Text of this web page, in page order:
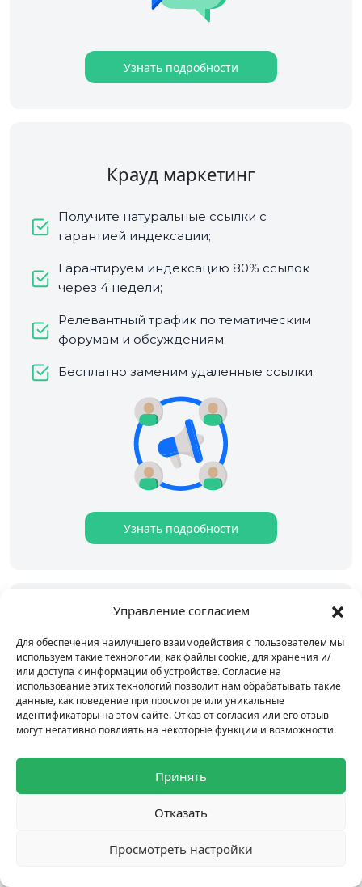
Управление согласием
Для обеспечения наилучшего взаимодействия с пользователем мы
используем такие технологии, как файлы cookie, для хранения и/
или доступа к информации об устройстве. Согласие на
использование этих технологий позволит нам обрабатывать такие
данные, как поведение при просмотре или уникальные
идентификаторы на этом сайте. Отказ от согласия или его отзыв
могут негативно повлиять на некоторые функции и возможности.
Принять
Отказать
Просмотреть настройки
Узнать подробности
Крауд маркетинг
Получите натуральные ссылки с
гарантией индексации;
Гарантируем индексацию 80% ссылок
через 4 недели;
Релевантный трафик по тематическим
форумам и обсуждениям;
Бесплатно заменим удаленные ссылки;
Узнать подробности
Quora
Привлеките целевую аудиторию в
непосредственных чатах и ​​тредах;
Обеспечивает релевантный трафик и
Улучшите EEAT факторы вашего сайта;
Развивайте ваше сообщество на Quora